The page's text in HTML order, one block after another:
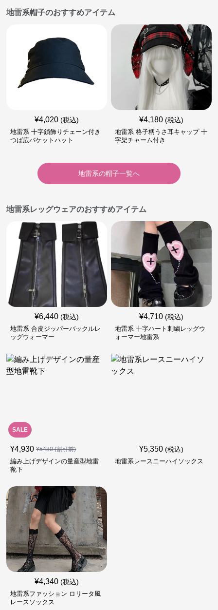
地雷系帽子のおすすめアイテム
¥4,020 (税込)
地雷系 十字鎖飾りチェーン付き
つば広バケットハット
¥4,180 (税込)
地雷系 格子柄うさ耳キャップ 十
字架チャーム付き
地雷系の帽子一覧へ
地雷系レッグウェアのおすすめアイテム
¥6,440 (税込)
地雷系 合皮ジッパーバックルレ
ッグウォーマー
¥4,710 (税込)
地雷系 十字ハート刺繍レッグウ
ォーマー地雷系
SALE
¥4,930 ¥5480(割引前)
編み上げデザインの量産型地雷
靴下
¥5,350 (税込)
地雷系レースニーハイソックス
¥4,340 (税込)
地雷系ファッション ロリータ風
レースソックス